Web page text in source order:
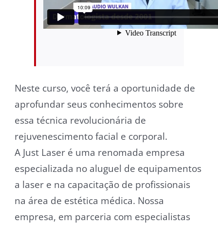
Neste curso, você terá a oportunidade de
aprofundar seus conhecimentos sobre
essa técnica revolucionária de
rejuvenescimento facial e corporal.
A Just Laser é uma renomada empresa
especializada no aluguel de equipamentos
a laser e na capacitação de profissionais
na área de estética médica. Nossa
empresa, em parceria com especialistas